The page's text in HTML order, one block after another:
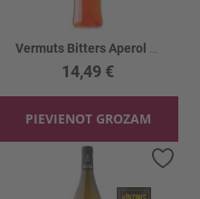
14,49 €
PIEVIENOT GROZAM
Pievienot vēlmju sarakstam